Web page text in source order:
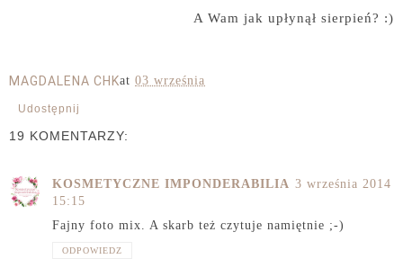
A Wam jak upłynął sierpień? :)
MAGDALENA CHKat 03 września
Udostępnij
19 KOMENTARZY:
KOSMETYCZNE IMPONDERABILIA 3 września 2014
15:15
Fajny foto mix. A skarb też czytuje namiętnie ;-)
ODPOWIEDZ